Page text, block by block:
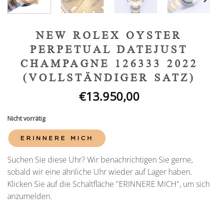
NEW ROLEX OYSTER
PERPETUAL DATEJUST
CHAMPAGNE 126333 2022
(VOLLSTÄNDIGER SATZ)
€13.950,00
Nicht vorrätig
ERINNERE MICH
Suchen Sie diese Uhr? Wir benachrichtigen Sie gerne,
sobald wir eine ähnliche Uhr wieder auf Lager haben.
Klicken Sie auf die Schaltfläche "ERINNERE MICH", um sich
anzumelden.